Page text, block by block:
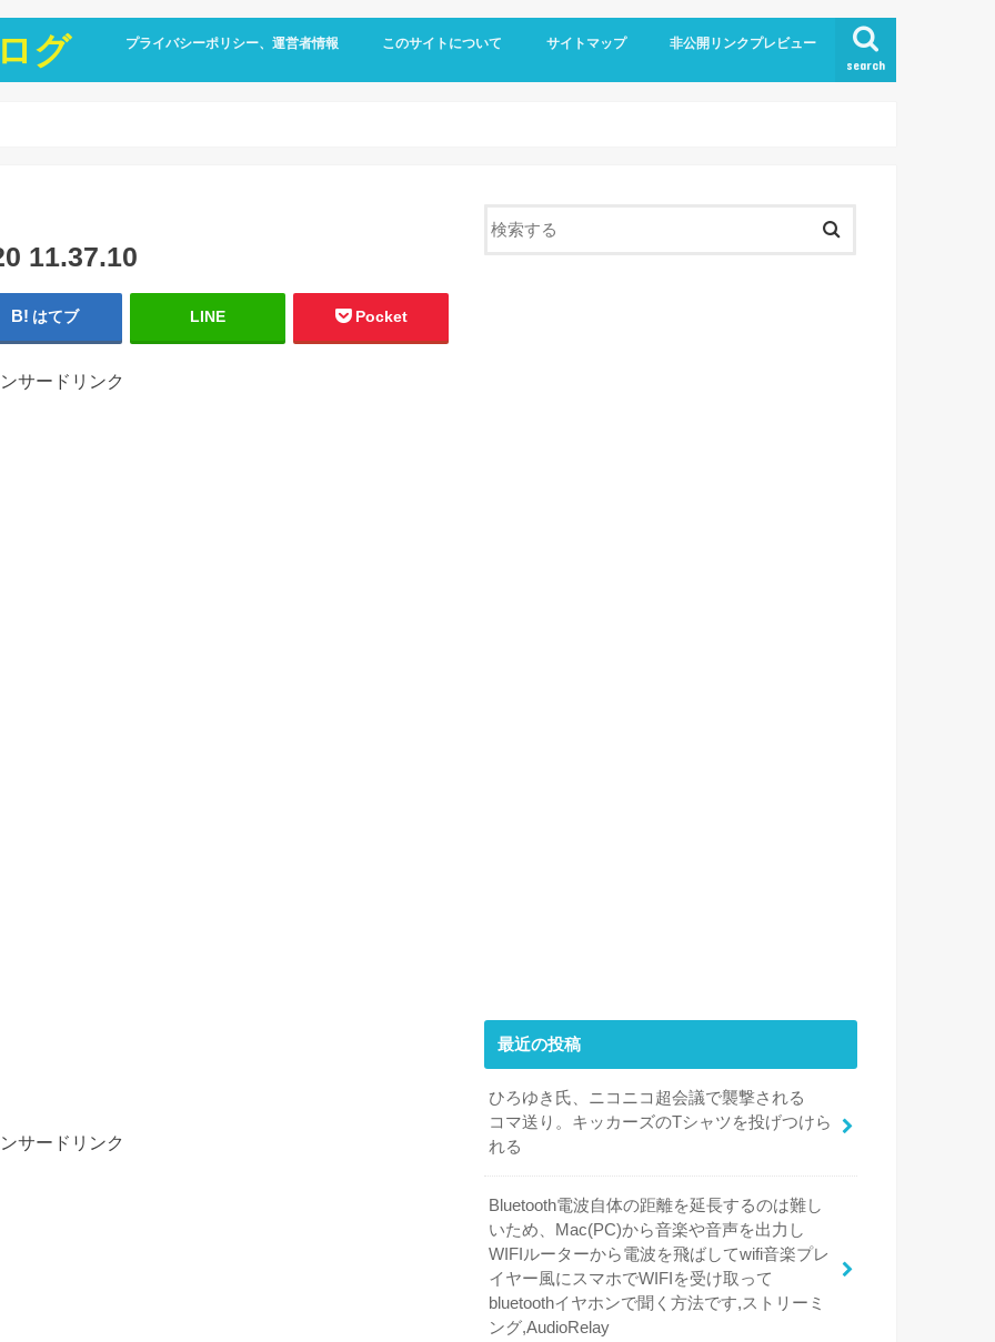
グ search
プライバシーポリシー、運営者情報 このサイトについて サイトマップ 非公開リンクプレビュー
11.37.10
はてブ LINE Pocket
サードリンク
サードリンク
最近の投稿
ひろゆき氏、ニコニコ超会議で襲撃される
コマ送り。キッカーズのTシャツを投げつけら
れる
Bluetooth電波自体の距離を延長するのは難し
いため、Mac(PC)から音楽や音声を出力し
WIFIルーターから電波を飛ばしてwifi音楽プレ
イヤー風にスマホでWIFIを受け取って
bluetoothイヤホンで聞く方法です,ストリーミ
ング,AudioRelay